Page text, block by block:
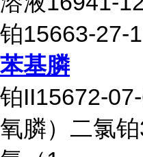
铂15663-27-
苯基膦
铂II15672-
氧膦）二氯